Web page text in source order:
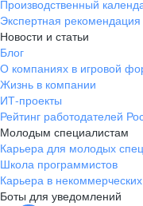
Производственный
Экспертная рекомендация
Новости и статьи
Блог
О компаниях в игровой
Жизнь в компании
ИТ-проекты
Рейтинг работодателей
Молодым специалистам
Карьера для молодых
Школа программистов
Карьера в
Боты для уведомлений